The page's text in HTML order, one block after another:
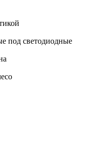
под светодиодные